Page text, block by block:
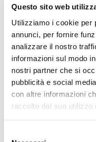
Questo sito web
Utilizziamo i cookie per
annunci, per fornire
analizzare il nostro
informazioni sul modo
nostri partner che si
pubblicità e social
con altre informazioni
raccolto dal suo utilizzo
precario. L’azione
esplica attraverso il
bronzi esposti
diversi strati di
che offrono una
metallico. A seguito
inquinanti nelle
corrosione atmosferica
urbana, le patine
lisciviabili dalle piogge,